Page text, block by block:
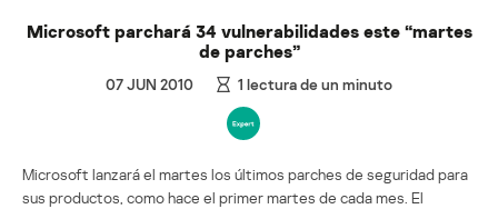
Microsoft parchará 34 vulnerabilidades este “martes
de parches”
07 JUN 2010 1 lectura de un minuto
Microsoft lanzará el martes los últimos parches de seguridad para
sus productos, como hace el primer martes de cada mes. El